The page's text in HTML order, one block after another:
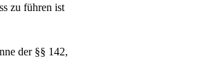
zu führen ist
der §§ 142,